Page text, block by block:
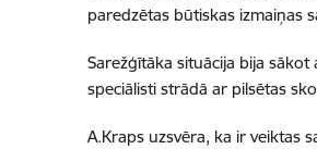
paredzētas būtiskas izmaiņas
Sarežģītāka situācija bija
speciālisti strādā ar pilsētas
A.Kraps uzsvēra, ka ir veiktas